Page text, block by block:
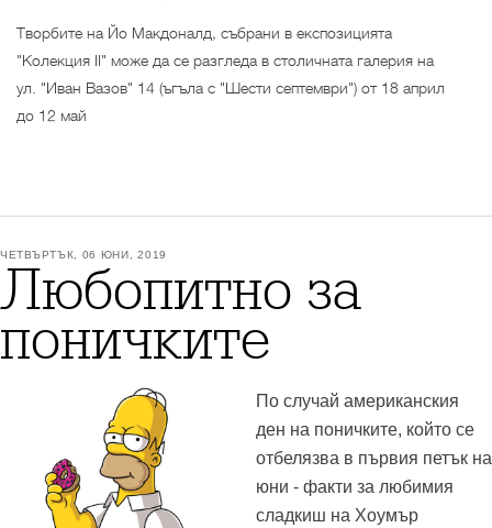
Творбите на Йо Макдоналд, събрани в експозицията
"Колекция II" може да се разгледа в столичната галерия на
ул. "Иван Вазов" 14 (ъгъла с "Шести септември") от 18 април
до 12 май
ЧЕТВЪРТЪК, 06 ЮНИ, 2019
Любопитно за
поничките
По случай американския
ден на поничките, който се
отбелязва в първия петък на
юни - факти за любимия
сладкиш на Хоумър